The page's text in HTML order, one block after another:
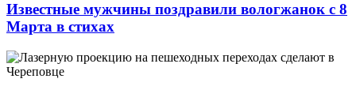
Известные мужчины поздравили вологжанок с 8
Марта в стихах